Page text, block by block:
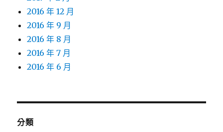
2016 年 12 月
2016 年 9 月
2016 年 8 月
2016 年 7 月
2016 年 6 月
分類